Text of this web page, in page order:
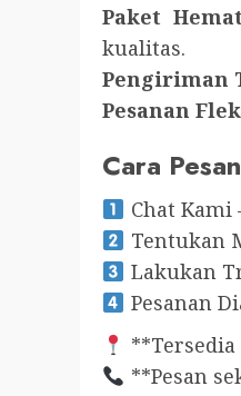
Paket Hemat
kualitas.
Pengiriman
Pesanan
Cara Pesan
Chat Kami
Tentukan
Lakukan
Pesanan
**Pesan